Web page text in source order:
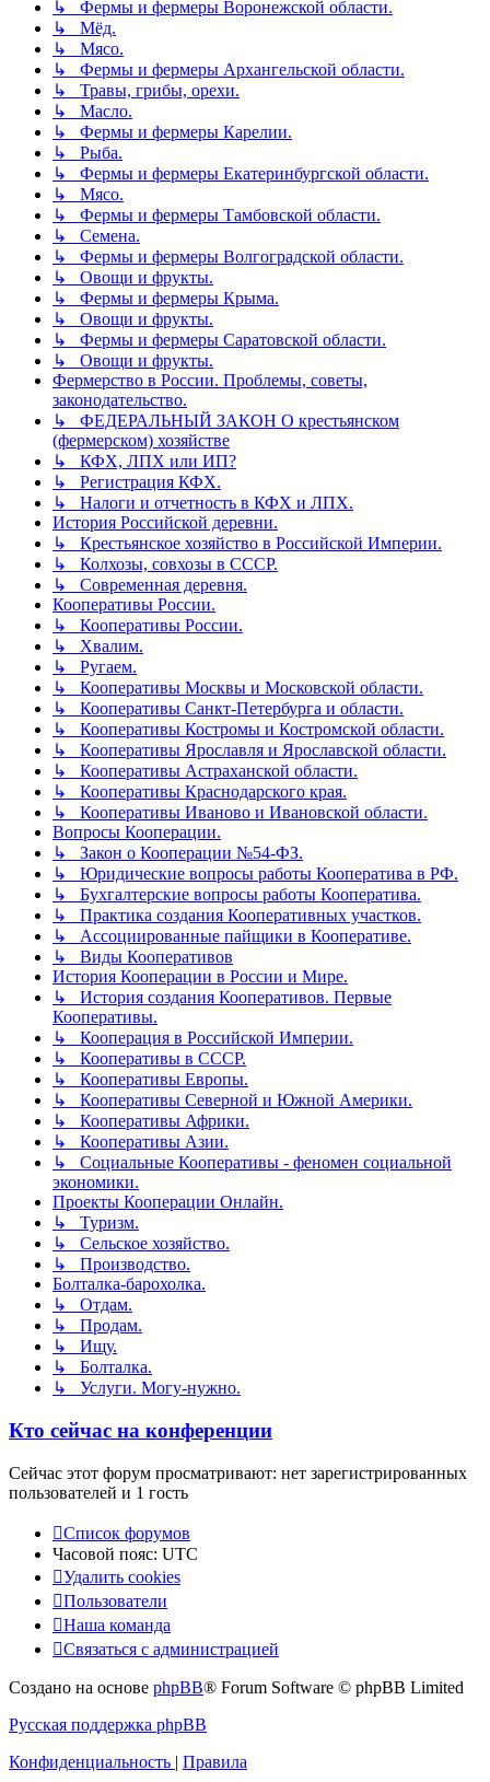
↳ Фермы и фермеры Воронежской области.
↳ Мёд.
↳ Мясо.
↳ Фермы и фермеры Архангельской области.
↳ Травы, грибы, орехи.
↳ Масло.
↳ Фермы и фермеры Карелии.
↳ Рыба.
↳ Фермы и фермеры Екатеринбургской области.
↳ Мясо.
↳ Фермы и фермеры Тамбовской области.
↳ Семена.
↳ Фермы и фермеры Волгоградской области.
↳ Овощи и фрукты.
↳ Фермы и фермеры Крыма.
↳ Овощи и фрукты.
↳ Фермы и фермеры Саратовской области.
↳ Овощи и фрукты.
Фермерство в России. Проблемы, советы,
законодательство.
↳ ФЕДЕРАЛЬНЫЙ ЗАКОН О крестьянском
(фермерском) хозяйстве
↳ КФХ, ЛПХ или ИП?
↳ Регистрация КФХ.
↳ Налоги и отчетность в КФХ и ЛПХ.
История Российской деревни.
↳ Крестьянское хозяйство в Российской Империи.
↳ Колхозы, совхозы в СССР.
↳ Современная деревня.
Кооперативы России.
↳ Кооперативы России.
↳ Хвалим.
↳ Ругаем.
↳ Кооперативы Москвы и Московской области.
↳ Кооперативы Санкт-Петербурга и области.
↳ Кооперативы Костромы и Костромской области.
↳ Кооперативы Ярославля и Ярославской области.
↳ Кооперативы Астраханской области.
↳ Кооперативы Краснодарского края.
↳ Кооперативы Иваново и Ивановской области.
Вопросы Кооперации.
↳ Закон о Кооперации №54-ФЗ.
↳ Юридические вопросы работы Кооператива в РФ.
↳ Бухгалтерские вопросы работы Кооператива.
↳ Практика создания Кооперативных участков.
↳ Ассоциированные пайщики в Кооперативе.
↳ Виды Кооперативов
История Кооперации в России и Мире.
↳ История создания Кооперативов. Первые
Кооперативы.
↳ Кооперация в Российской Империи.
↳ Кооперативы в СССР.
↳ Кооперативы Европы.
↳ Кооперативы Северной и Южной Америки.
↳ Кооперативы Африки.
↳ Кооперативы Азии.
↳ Социальные Кооперативы - феномен социальной
экономики.
Проекты Кооперации Онлайн.
↳ Туризм.
↳ Сельское хозяйство.
↳ Производство.
Болталка-барохолка.
↳ Отдам.
↳ Продам.
↳ Ищу.
↳ Болталка.
↳ Услуги. Могу-нужно.
Кто сейчас на конференции
Сейчас этот форум просматривают: нет зарегистрированных
пользователей и 1 гость
Список форумов
Часовой пояс: UTC
Удалить cookies
Пользователи
Наша команда
Связаться с администрацией
Создано на основе phpBB® Forum Software © phpBB Limited
Русская поддержка phpBB
Конфиденциальность | Правила